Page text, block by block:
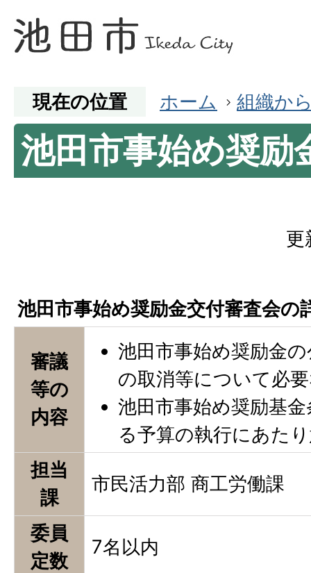
現在の位置 ホーム 組織か
池田市事始め奨励
更
池田市事始め奨励金交付審査会の
審議
等の
内容
池田市事始め奨励金
の取消等について必
池田市事始め奨励基
る予算の執行にあた
担当
課
市民活力部 商工労働課
委員
定数
7名以内